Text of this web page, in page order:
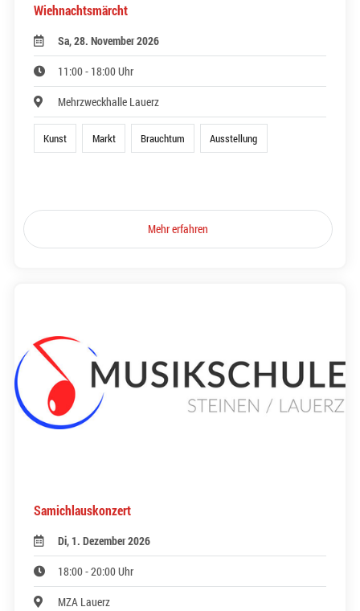
Wiehnachtsmärcht
Sa, 28. November 2026
11:00 - 18:00 Uhr
Mehrzweckhalle Lauerz
Kunst Markt Brauchtum Ausstellung
Mehr erfahren
Samichlauskonzert
Di, 1. Dezember 2026
18:00 - 20:00 Uhr
MZA Lauerz